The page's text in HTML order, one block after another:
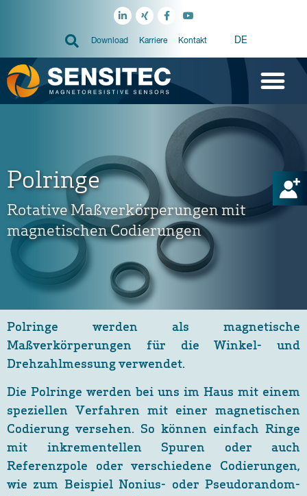
Download Karriere Kontakt DE
Polringe
Rotative Maßverkörperungen mit
magnetischen Codierungen
Polringe werden als magnetische
Maßverkörperungen für die Winkel- und
Drehzahlmessung verwendet.
Die Polringe werden bei uns im Haus mit einem
speziellen Verfahren mit einer magnetischen
Codierung versehen. So können einfach Ringe
mit inkrementellen Spuren oder auch
Referenzpole oder verschiedene Codierungen,
wie zum Beispiel Nonius- oder Pseudorandom-